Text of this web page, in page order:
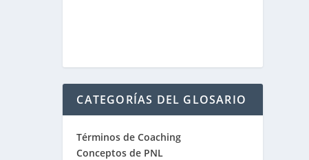
CATEGORÍAS DEL GLOSARIO
Términos de Coaching
Conceptos de PNL